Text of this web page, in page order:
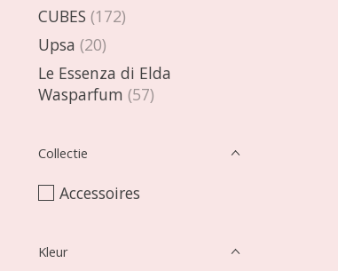
CUBES (172)
Upsa (20)
Le Essenza di Elda
Wasparfum (57)
Collectie
Accessoires
Kleur